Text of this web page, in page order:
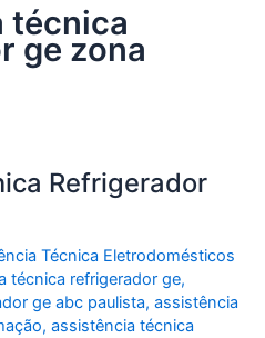
técnica
ge zona
Refrigerador
Técnica Eletrodomésticos
técnica refrigerador ge,
ge abc paulista,assistência
,assistência técnica